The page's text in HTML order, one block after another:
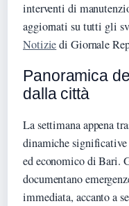
interventi di
aggiornati su tutti gli
Notiziedi Giornale
Panoramica
dalla città
La settimana appena
dinamiche significative
ed economico di Bari.
documentano
immediata, accanto a